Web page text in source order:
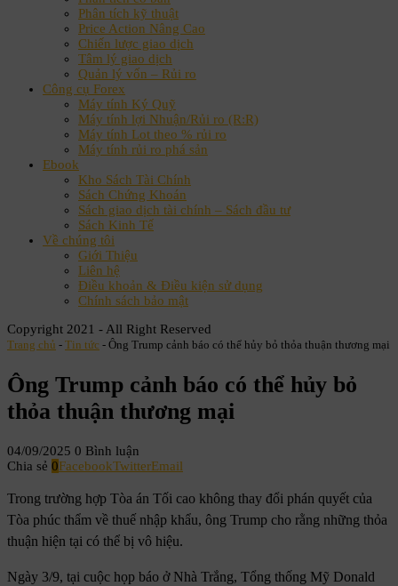
Phân tích kỹ thuật
Price Action Nâng Cao
Chiến lược giao dịch
Tâm lý giao dịch
Quản lý vốn – Rủi ro
Công cụ Forex
Máy tính Ký Quỹ
Máy tính lợi Nhuận/Rủi ro (R:R)
Máy tính Lot theo % rủi ro
Máy tính rủi ro phá sản
Ebook
Kho Sách Tài Chính
Sách Chứng Khoán
Sách giao dịch tài chính – Sách đầu tư
Sách Kinh Tế
Về chúng tôi
Giới Thiệu
Liên hệ
Điều khoản & Điều kiện sử dụng
Chính sách bảo mật
Copyright 2021 - All Right Reserved
Trang chủ - Tin tức - Ông Trump cảnh báo có thể hủy bỏ thỏa thuận thương mại
Ông Trump cảnh báo có thể hủy bỏ
thỏa thuận thương mại
04/09/2025 0 Bình luận
Chia sẻ 0FacebookTwitterEmail
Trong trường hợp Tòa án Tối cao không thay đổi phán quyết của
Tòa phúc thẩm về thuế nhập khẩu, ông Trump cho rằng những thỏa
thuận hiện tại có thể bị vô hiệu.
Ngày 3/9, tại cuộc họp báo ở Nhà Trắng, Tổng thống Mỹ Donald